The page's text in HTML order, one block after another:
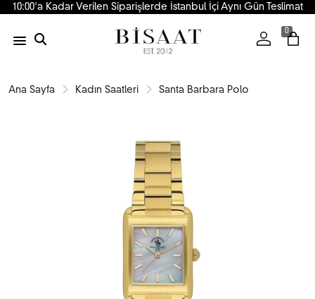
10:00'a Kadar Verilen Siparişlerde İstanbul İçi Aynı Gün Teslimat
0
Ana Sayfa Kadın Saatleri Santa Barbara Polo